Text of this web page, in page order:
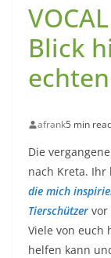
Blick
afrank5 min
Die
nach Kreta. Ihr
die mich
Tierschützer vor
Viele von euch
helfen kann